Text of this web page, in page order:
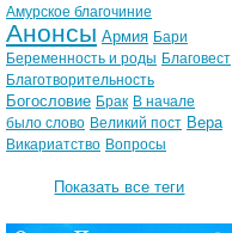
Амурское благочиние
Анонсы Армия Бари
Беременность и роды Благовест
Благотворительность
Богословие Брак В начале
было слово Великий пост Вера
Викариатство Вопросы
Показать все теги